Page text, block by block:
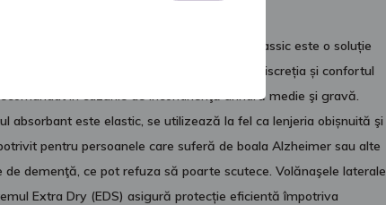
PRODUS
absorbant de unică folosință Seni Active Classic este o soluție
pentru persoanele active, care apreciază discreția și confortul
în cazurile de incontinenţă urinară medie şi gravă.
absorbant este elastic, se utilizează la fel ca lenjeria obișnuită şi
pentru persoanele care suferă de boala Alzheimer sau alte
de demenţă, ce pot refuza să poarte scutece. Volănaşele laterale
Extra Dry (EDS) asigură protecție eficientă împotriva